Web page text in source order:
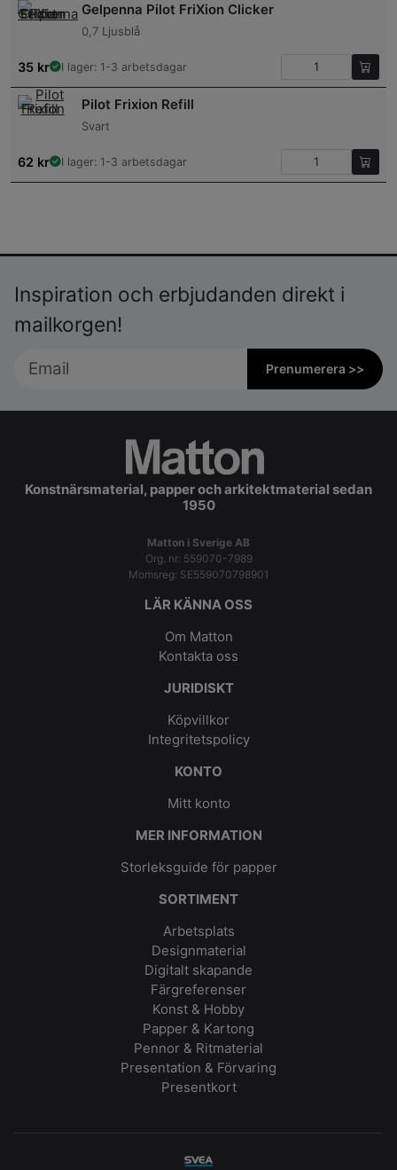
Gelpenna Pilot FriXion Clicker
0,7 Ljusblå
35 kr I lager: 1-3 arbetsdagar
Pilot Frixion Refill
Svart
62 kr I lager: 1-3 arbetsdagar
Inspiration och erbjudanden direkt i
mailkorgen!
Prenumerera >>
Konstnärsmaterial, papper och arkitektmaterial sedan
1950
Matton i Sverige AB
Org. nr: 559070-7989
Momsreg: SE559070798901
LÄR KÄNNA OSS
Om Matton
Kontakta oss
JURIDISKT
Köpvillkor
Integritetspolicy
KONTO
Mitt konto
MER INFORMATION
Storleksguide för papper
SORTIMENT
Arbetsplats
Designmaterial
Digitalt skapande
Färgreferenser
Konst & Hobby
Papper & Kartong
Pennor & Ritmaterial
Presentation & Förvaring
Presentkort